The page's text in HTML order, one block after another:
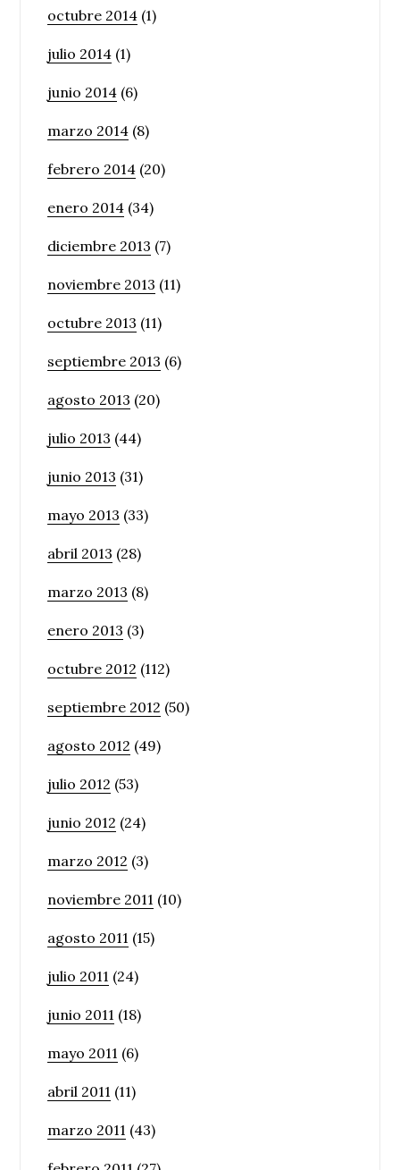
octubre 2014 (1)
julio 2014 (1)
junio 2014 (6)
marzo 2014 (8)
febrero 2014 (20)
enero 2014 (34)
diciembre 2013 (7)
noviembre 2013 (11)
octubre 2013 (11)
septiembre 2013 (6)
agosto 2013 (20)
julio 2013 (44)
junio 2013 (31)
mayo 2013 (33)
abril 2013 (28)
marzo 2013 (8)
enero 2013 (3)
octubre 2012 (112)
septiembre 2012 (50)
agosto 2012 (49)
julio 2012 (53)
junio 2012 (24)
marzo 2012 (3)
noviembre 2011 (10)
agosto 2011 (15)
julio 2011 (24)
junio 2011 (18)
mayo 2011 (6)
abril 2011 (11)
marzo 2011 (43)